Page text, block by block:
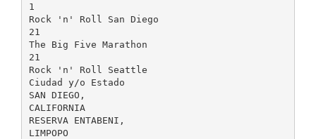
1
Rock 'n' Roll San Diego
21
The Big Five Marathon
21
Rock 'n' Roll Seattle
Ciudad y/o Estado
SAN DIEGO,
CALIFORNIA
RESERVA ENTABENI,
LIMPOPO